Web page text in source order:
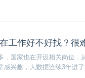
工作好不好找？很
，国家也在开设相关岗位
感兴趣，大数据连续3年进